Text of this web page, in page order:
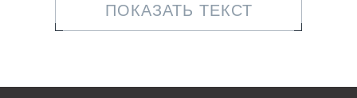
которая исправно прослужит многие годы.
ПОКАЗАТЬ ТЕКСТ